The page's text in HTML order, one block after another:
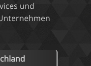
und